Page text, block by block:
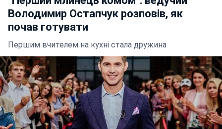
Володимир Остапчук розповів, як
почав готувати
Першим вчителем на кухні стала дружина